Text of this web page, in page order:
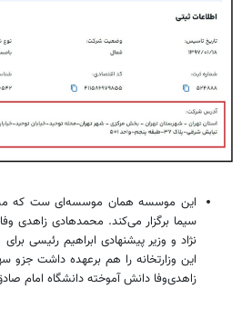
این موسسه همان موسسه‌ای ست که
سیما برگزار می‌کند. محمدهادی زاهدی
نژاد و وزیر پیشنهادی ابراهیم رئیسی
این وزارتخانه را هم برعهده داشت جزو
زاهدی‌وفا دانش آموخته دانشگاه امام